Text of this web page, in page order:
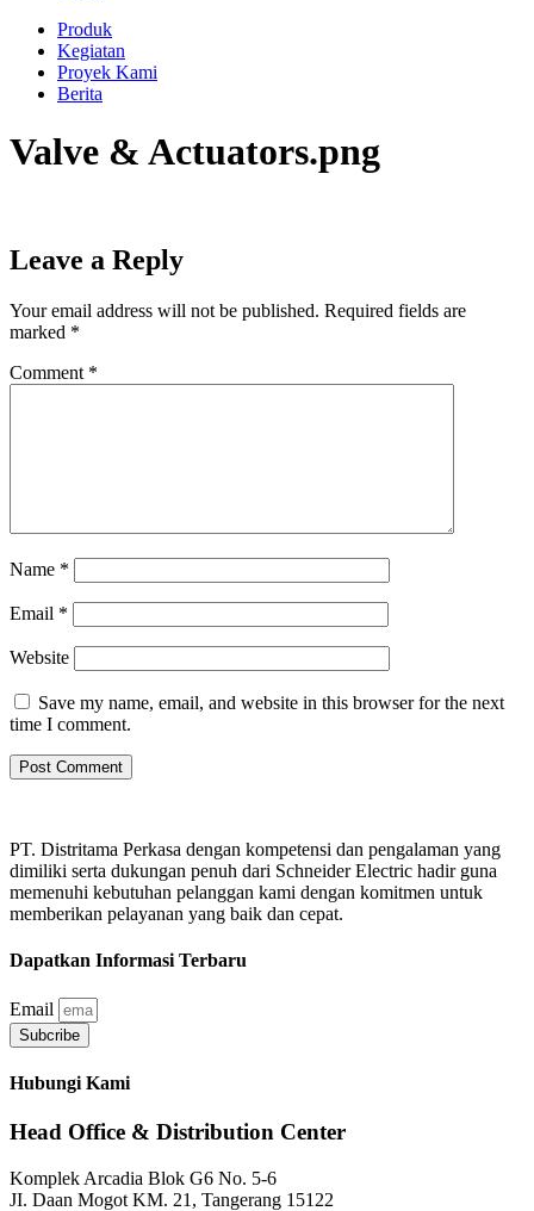
Produk
Kegiatan
Proyek Kami
Berita
Valve & Actuators.png
Leave a Reply
Your email address will not be published. Required fields are
marked *
Comment *
Name *
Email *
Website
Save my name, email, and website in this browser for the next
time I comment.
PT. Distritama Perkasa dengan kompetensi dan pengalaman yang
dimiliki serta dukungan penuh dari Schneider Electric hadir guna
memenuhi kebutuhan pelanggan kami dengan komitmen untuk
memberikan pelayanan yang baik dan cepat.
Dapatkan Informasi Terbaru
Email
Subcribe
Hubungi Kami
Head Office & Distribution Center
Komplek Arcadia Blok G6 No. 5-6
JI. Daan Mogot KM. 21, Tangerang 15122